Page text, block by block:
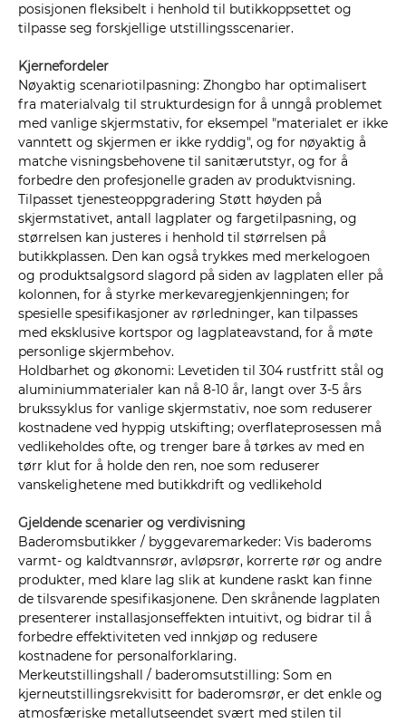
posisjonen fleksibelt i henhold til butikkoppsettet og
tilpasse seg forskjellige utstillingsscenarier.
Kjernefordeler
Nøyaktig scenariotilpasning: Zhongbo har optimalisert
fra materialvalg til strukturdesign for å unngå problemet
med vanlige skjermstativ, for eksempel "materialet er ikke
vanntett og skjermen er ikke ryddig", og for nøyaktig å
matche visningsbehovene til sanitærutstyr, og for å
forbedre den profesjonelle graden av produktvisning.
Tilpasset tjenesteoppgradering Støtt høyden på
skjermstativet, antall lagplater og fargetilpasning, og
størrelsen kan justeres i henhold til størrelsen på
butikkplassen. Den kan også trykkes med merkelogoen
og produktsalgsord slagord på siden av lagplaten eller på
kolonnen, for å styrke merkevaregjenkjenningen; for
spesielle spesifikasjoner av rørledninger, kan tilpasses
med eksklusive kortspor og lagplateavstand, for å møte
personlige skjermbehov.
Holdbarhet og økonomi: Levetiden til 304 rustfritt stål og
aluminiummaterialer kan nå 8-10 år, langt over 3-5 års
brukssyklus for vanlige skjermstativ, noe som reduserer
kostnadene ved hyppig utskifting; overflateprosessen må
vedlikeholdes ofte, og trenger bare å tørkes av med en
tørr klut for å holde den ren, noe som reduserer
vanskelighetene med butikkdrift og vedlikehold
Gjeldende scenarier og verdivisning
Baderomsbutikker / byggevaremarkeder: Vis baderoms
varmt- og kaldtvannsrør, avløpsrør, korrerte rør og andre
produkter, med klare lag slik at kundene raskt kan finne
de tilsvarende spesifikasjonene. Den skrånende lagplaten
presenterer installasjonseffekten intuitivt, og bidrar til å
forbedre effektiviteten ved innkjøp og redusere
kostnadene for personalforklaring.
Merkeutstillingshall / baderomsutstilling: Som en
kjerneutstillingsrekvisitt for baderomsrør, er det enkle og
atmosfæriske metallutseendet svært med stilen til